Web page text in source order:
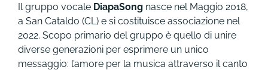
Il gruppo vocale DiapaSong nasce nel Maggio 2018,
a San Cataldo (CL) e si costituisce associazione nel
2022. Scopo primario del gruppo è quello di unire
diverse generazioni per esprimere un unico
messaggio: l’amore per la musica attraverso il canto